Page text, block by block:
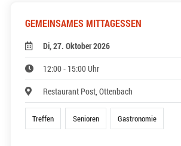
GEMEINSAMES MITTAGESSEN
Di, 27. Oktober 2026
12:00 - 15:00 Uhr
Restaurant Post, Ottenbach
Treffen Senioren Gastronomie